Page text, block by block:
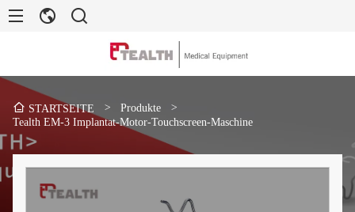
STARTSEITE > Produkte
>
Tealth EM-3 Implantat-Motor-Touchscreen-Maschine